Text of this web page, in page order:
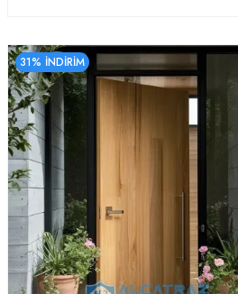
31% İNDİRİM